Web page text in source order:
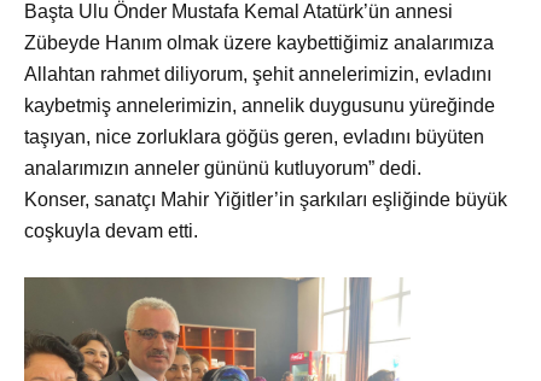
Başta Ulu Önder Mustafa Kemal Atatürk’ün annesi
Zübeyde Hanım olmak üzere kaybettiğimiz analarımıza
Allahtan rahmet diliyorum, şehit annelerimizin, evladını
kaybetmiş annelerimizin, annelik duygusunu yüreğinde
taşıyan, nice zorluklara göğüs geren, evladını büyüten
analarımızın anneler gününü kutluyorum” dedi.
Konser, sanatçı Mahir Yiğitler’in şarkıları eşliğinde büyük
coşkuyla devam etti.